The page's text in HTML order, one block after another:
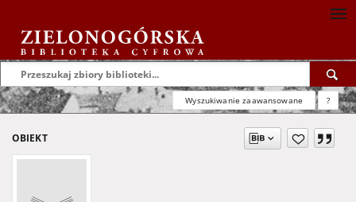
Wyszukiwanie zaawansowane ?
OBIEKT